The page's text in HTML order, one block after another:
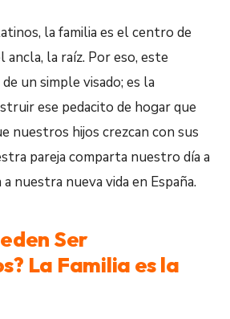
la familia es el centro de
la raíz. Por eso, este
un simple visado; es la
ese pedacito de hogar que
nuestros hijos crezcan con sus
pareja comparta nuestro día a
nuestra nueva vida en España.
Ser
La Familia es la